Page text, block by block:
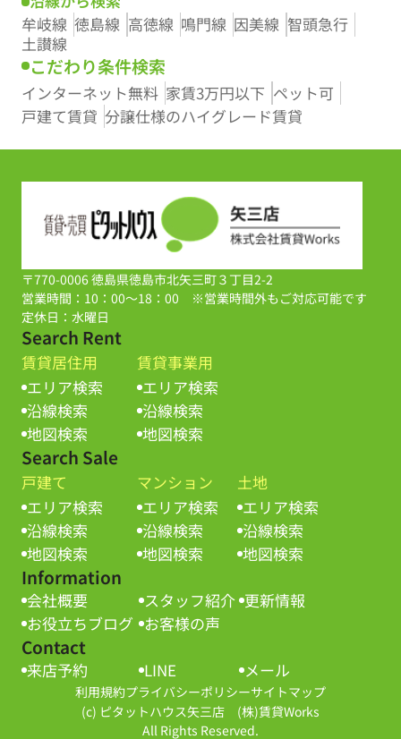
牟岐線 徳島線 高徳線 鳴門線 因美線 智頭急行
土讃線
こだわり条件検索
インターネット無料 家賃3万円以下 ペット可
戸建て賃貸 分譲仕様のハイグレード賃貸
〒770-0006 徳島県徳島市北矢三町３丁目2-2
営業時間：10：00～18：00 ※営業時間外もご対応可能です
定休日：水曜日
Search Rent
賃貸居住用
エリア検索
沿線検索
地図検索
賃貸事業用
エリア検索
沿線検索
地図検索
Search Sale
戸建て
エリア検索
沿線検索
地図検索
マンション
エリア検索
沿線検索
地図検索
土地
エリア検索
沿線検索
地図検索
Information
会社概要 スタッフ紹介 更新情報
お役立ちブログ お客様の声
Contact
来店予約 LINE メール
利用規約プライバシーポリシーサイトマップ
(c) ピタットハウス矢三店 (株)賃貸Works
All Rights Reserved.